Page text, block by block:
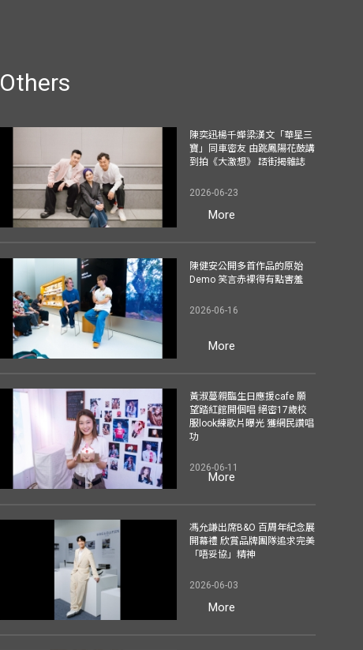
Others
陳奕迅楊千嬅梁漢文「華星三
寶」同車密友 由跳鳳陽花鼓講
到拍《大激想》 踎街揭雜誌
2026-06-23
More
陳健安公開多首作品的原始
Demo 笑言赤裸得有點害羞
2026-06-16
More
黃淑蔓親臨生日應援cafe 願
望踏紅館開個唱 絕密17歲校
服look練歌片曝光 獲網民讚唱
功
2026-06-11
More
馮允謙出席B&O 百周年紀念展
開幕禮 欣賞品牌團隊追求完美
「唔妥協」精神
2026-06-03
More